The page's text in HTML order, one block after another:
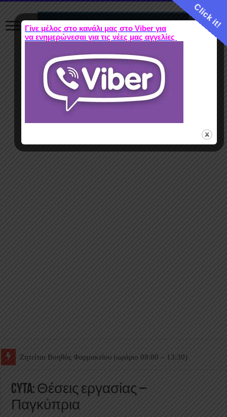
Ζητείται Βοηθός Θαλάμου
CYTA: Θέσεις εργασίας –
Παγκύπρια
Click it!
Γίνε μέλος στο κανάλι μας στο Viber για
να ενημερώνεσαι για τις νέες μας αγγελίες